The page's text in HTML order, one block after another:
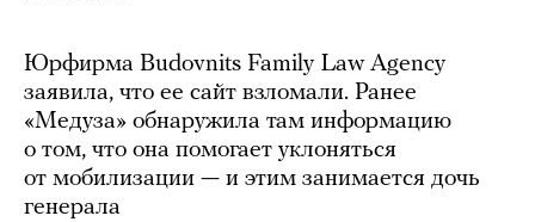
Юрфирма Budovnits Family Law Agency
заявила, что ее сайт взломали. Ранее
«Медуза» обнаружила там информацию
о том, что она помогает уклоняться
от мобилизации — и этим занимается дочь
генерала